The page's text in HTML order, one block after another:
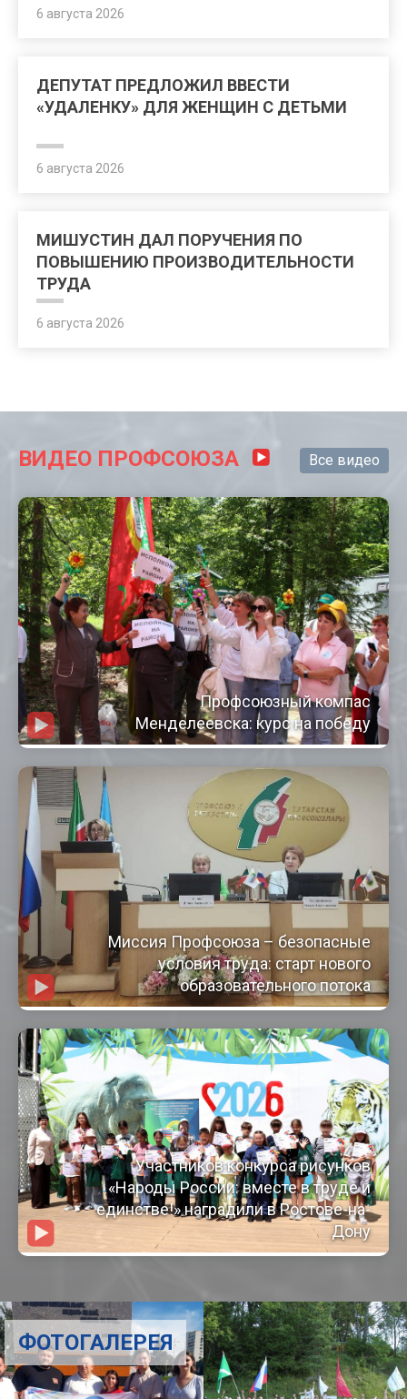
6 августа 2026
ДЕПУТАТ ПРЕДЛОЖИЛ ВВЕСТИ
«УДАЛЕНКУ» ДЛЯ ЖЕНЩИН С ДЕТЬМИ
6 августа 2026
МИШУСТИН ДАЛ ПОРУЧЕНИЯ ПО
ПОВЫШЕНИЮ ПРОИЗВОДИТЕЛЬНОСТИ
ТРУДА
6 августа 2026
ВИДЕО ПРОФСОЮЗА Все видео
Профсоюзный компас
Менделеевска: курс на победу
Миссия Профсоюза – безопасные
условия труда: старт нового
образовательного потока
Участников конкурса рисунков
«Народы России: вместе в труде и
единстве!» наградили в Ростове-на-
Дону
ФОТОГАЛЕРЕЯ